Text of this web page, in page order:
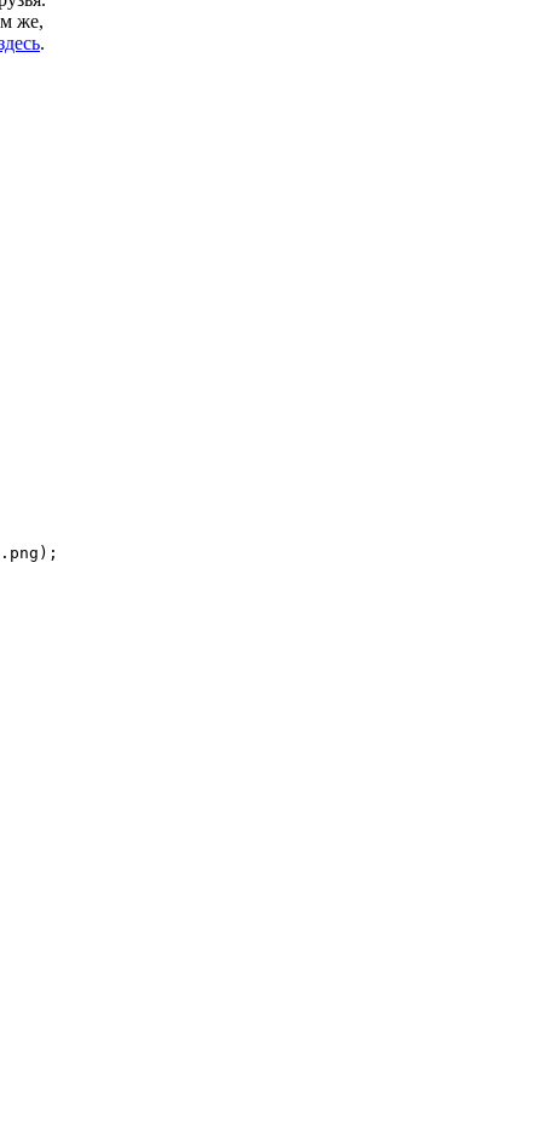
же,
.